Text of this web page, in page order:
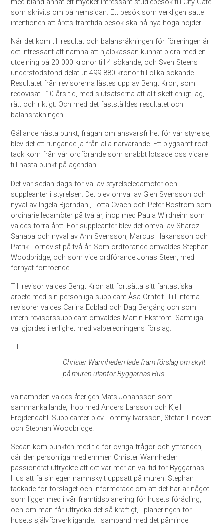
som skrivits om på hemsidan. Ett besök som verkligen satte
intentionen att årets framtida besök ska nå nya höga höjder.
När det kom till resultat och balansräkningen för föreningen är
det intressant att nämna att hjälpkassan kunnat bidra med en
utdelning på 20 000 kronor till 4 sökande, och Sven Steens
understödsfond delat ut 499 880 kronor till olika sökande.
Resultatet från revisorerna lästes upp av Bengt Kron, som
redovisat i 10 års tid, med slutsatserna att allt skett enligt lag,
rätt och riktigt. Och med det fastställdes resultatet och
balansräkningen.
Gällande nästa punkt, frågan om ansvarsfrihet för vår styrelse,
blev det ett rungande ja från alla närvarande. Ett blygsamt roat
tack kom från vår ordförande som snabbt lotsade oss vidare
till nästa punkt på agendan.
Det var sedan dags för val av styrelseledamöter och
suppleanter i styrelsen. Det blev omval av Glen Svensson och
nyval av Ingela Björndahl, Lotta Cvach och Peter Boström som
ordinarie ledamöter på två år, ihop med Paula Wirdheim som
valdes förra året. För suppleanter blev det omval av Sharoz
Sahaba och nyval av Ann Svensson, Marcus Håkansson och
Patrik Törnqvist på två år. Som ordförande omvaldes Stephan
Woodbridge, och som vice ordförande Jonas Steen, med
förnyat förtroende.
Till revisor valdes Bengt Kron att fortsätta sitt fantastiska
arbete med sin personliga suppleant Åsa Örnfelt. Till interna
revisorer valdes Carina Edblad och Dag Bergäng och som
intern revisorssuppleant omvaldes Martin Ekström. Samtliga
val gjordes i enlighet med valberedningens förslag.
Christer Wannheden lade fram förslag om skylt
på muren utanför Byggarnas Hus.
Till
valnämnden valdes återigen Mats Johansson som
sammankallande, ihop med Anders Larsson och Kjell
Fröjdendahl. Suppleanter blev Tommy Ivarsson, Stefan Lindvert
och Stephan Woodbridge.
Sedan kom punkten med tid för övriga frågor och yttranden,
där den personliga medlemmen Christer Wannheden
passionerat uttryckte att det var mer än väl tid för Byggarnas
Hus att få sin egen namnskylt uppsatt på muren. Stephan
tackade för förslaget och informerade om att det här är något
som ligger med i vår framtidsplanering för husets förädling,
och om man får uttrycka det så kraftigt, i planeringen för
husets självförverkligande. I samband med det påminde